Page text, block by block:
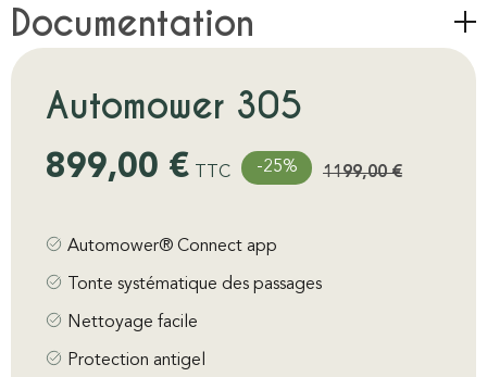
Documentation
Automower 305
899,00 € TTC -25% 1199,00€
Automower® Connect app
Tonte systématique des passages
Nettoyage facile
Protection antigel